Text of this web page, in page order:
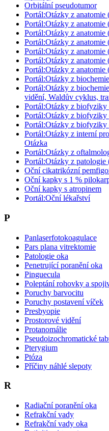
Orbitální pseudotumor
Portál:Otázky z
Portál:Otázky z
Portál:Otázky z
Portál:Otázky z
Portál:Otázky z
Portál:Otázky z
Portál:Otázky z
Portál:Otázky z
Portál:Otázky z
vidění, Waldův cyklus,
Portál:Otázky z
Portál:Otázky z
Portál:Otázky z
Portál:Otázky z interní
Otázka
Portál:Otázky z
Portál:Otázky z
Oční cikatrikózní
Oční kapky s 1 %
Oční kapky s atropinem
Portál:Oční lékařství
P
Panlaserfotokoagulace
Pars plana vitrektomie
Patologie oka
Penetrující poranění oka
Pinguecula
Poleptání rohovky a
Poruchy barvocitu
Poruchy postavení víček
Presbyopie
Prostorové vidění
Protanomálie
Pseudoizochromatické
Pterygium
Ptóza
Příčiny náhlé slepoty
R
Radiační poranění oka
Refrakční vady
Refrakční vady oka